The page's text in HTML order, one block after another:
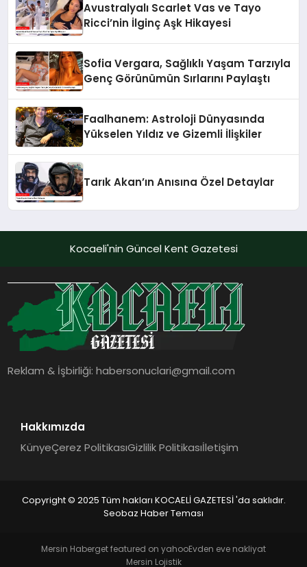
Avustralyalı Scarlet Vas ve Tayo
Ricci’nin İlginç Aşk Hikayesi
Sofia Vergara, Sağlıklı Yaşam Tarzıyla
Genç Görünümün Sırlarını Paylaştı
Faalhanem: Astroloji Dünyasında
Yükselen Yıldız ve Gizemli İlişkiler
Tarık Akan’ın Anısına Özel Detaylar
Kocaeli'nin Güncel Kent Gazetesi
Reklam & İşbirliği:habersonuclari@gmail.com
Hakkımızda
KünyeÇerez PolitikasıGizlilik Politikasıİletişim
Copyright © 2025 Tüm hakları KOCAELİ GAZETESİ 'da saklıdır.
Seobaz Haber Teması
Mersin Haberget featured on yahooEvden eve nakliyat
Mersin Lojistik